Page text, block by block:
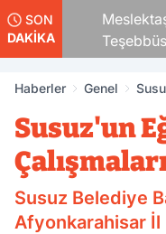
SON
DAKİKA
Teşebbüs'
Haberler Genel
Susuz'un
Susuz Belediye
Afyonkarahisar